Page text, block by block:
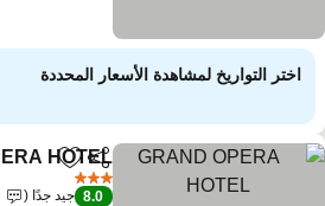
اختر التواريخ لمشاهدة الأسعار المحددة
مشاركةfavorites
HOTEL
8.0 جيد جدًا